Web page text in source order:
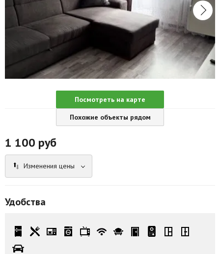
Другие разделы
Новости
Агентства
Ремонт квартир
Грузовое такси
Способы оплаты
Посмотреть на карте
Похожие объекты рядом
1 100 руб
Изменения цены
Удобства